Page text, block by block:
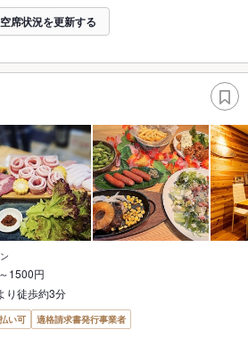
空席状況を更新する
1500円
り徒歩約3分
い可 適格請求書発行事業者